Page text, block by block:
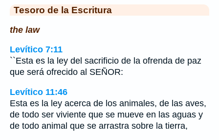
Tesoro de la Escritura
the law
Levítico 7:11
``Esta es la ley del sacrificio de la ofrenda de paz
que será ofrecido al SEÑOR:
Levítico 11:46
Esta es la ley acerca de los animales, de las aves,
de todo ser viviente que se mueve en las aguas y
de todo animal que se arrastra sobre la tierra,